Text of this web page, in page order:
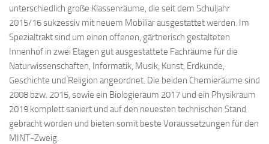
unterschiedlich große Klassenräume, die seit dem Schuljahr
2015/16 sukzessiv mit neuem Mobiliar ausgestattet werden. Im
Spezialtrakt sind um einen offenen, gärtnerisch gestalteten
Innenhof in zwei Etagen gut ausgestattete Fachräume für die
Naturwissenschaften, Informatik, Musik, Kunst, Erdkunde,
Geschichte und Religion angeordnet. Die beiden Chemieräume sind
2008 bzw. 2015, sowie ein Biologieraum 2017 und ein Physikraum
2019 komplett saniert und auf den neuesten technischen Stand
gebracht worden und bieten somit beste Voraussetzungen für den
MINT-Zweig.